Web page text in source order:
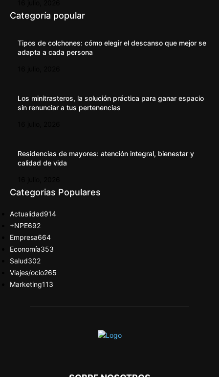
Categoría popular
Tipos de colchones: cómo elegir el descanso que mejor se
adapta a cada persona
Los minitrasteros, la solución práctica para ganar espacio
sin renunciar a tus pertenencias
Residencias de mayores: atención integral, bienestar y
calidad de vida
Categorias Populares
Actualidad914
+NPE692
Empresa664
Economía353
Salud302
Viajes/ocio265
Marketing113